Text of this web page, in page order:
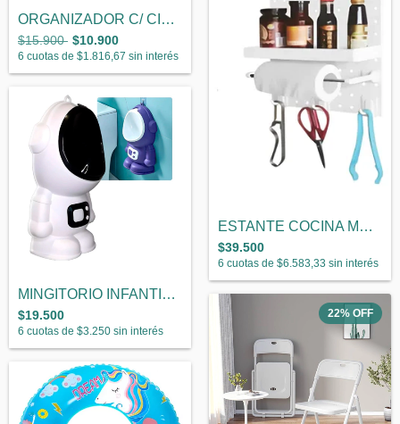
ORGANIZADOR C/ CIERRE SUPERIOR
$15.900 $10.900
6 cuotas de $1.816,67 sin interés
ESTANTE COCINA MULTIUSO
$39.500
6 cuotas de $6.583,33 sin interés
MINGITORIO INFANTIL ASTRONAUTA
$19.500
6 cuotas de $3.250 sin interés
22% OFF